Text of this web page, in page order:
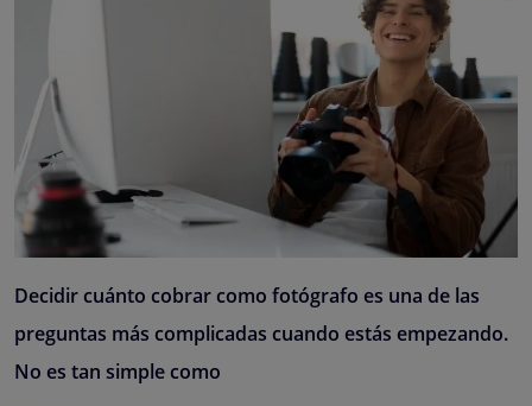
Decidir cuánto cobrar como fotógrafo es una de las
preguntas más complicadas cuando estás empezando.
No es tan simple como